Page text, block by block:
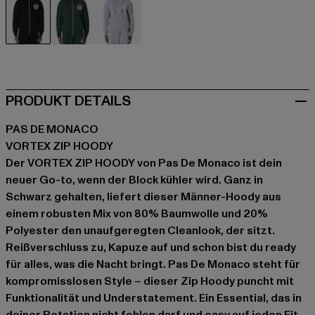
PRODUKT DETAILS
PAS DE MONACO
VORTEX ZIP HOODY
Der VORTEX ZIP HOODY von Pas De Monaco ist dein
neuer Go-to, wenn der Block kühler wird. Ganz in
Schwarz gehalten, liefert dieser Männer-Hoody aus
einem robusten Mix von 80% Baumwolle und 20%
Polyester den unaufgeregten Cleanlook, der sitzt.
Reißverschluss zu, Kapuze auf und schon bist du ready
für alles, was die Nacht bringt. Pas De Monaco steht für
kompromisslosen Style – dieser Zip Hoody puncht mit
Funktionalität und Understatement. Ein Essential, das in